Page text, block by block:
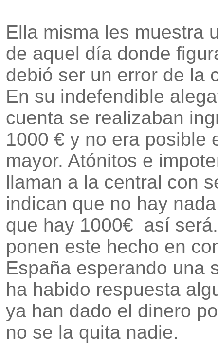
Ella misma les muestra
de aquel día donde
debió ser un error de la
En su indefendible
cuenta se realizaban
1000 € y no era posible
mayor. Atónitos e
llaman a la central con
indican que no hay
que hay 1000€ así
ponen este hecho en
España esperando una
ha habido respuesta
ya han dado el dinero
no se la quita nadie.